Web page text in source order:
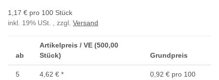
1,17 € pro 100 Stück
inkl. 19% USt. , zzgl. Versand
ab
Artikelpreis / VE (500,00
Stück)
Grundpreis
5 4,62 € *
0,92 € pro 100